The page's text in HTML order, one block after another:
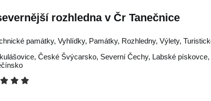
rozhledna v Čr Tanečnice
památky, Vyhlídky, Památky, Rozhledny, Výlety,
,České Švýcarsko, Severní Čechy, Labské pískovce,